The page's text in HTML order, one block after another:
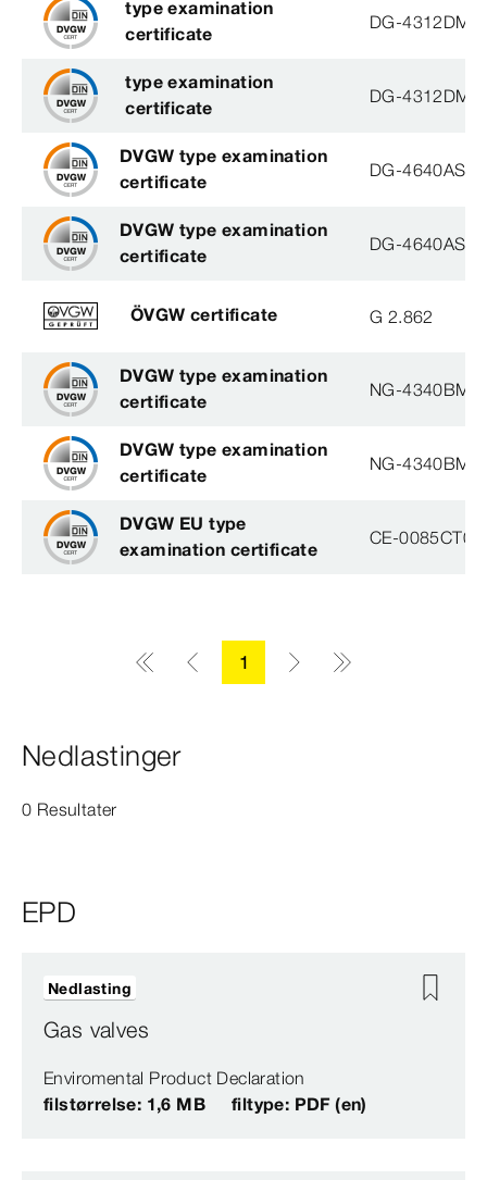
type examination
certificate
DG-
type examination
certificate
DG-
DVGW type examination
certificate
DG-
DVGW type examination
certificate
DG-
ÖVGW certificate G 2.862
DVGW type examination
certificate
NG-
DVGW type examination
certificate
NG-
DVGW EU type
examination certificate
CE-
1
Nedlastinger
0 Resultater
EPD
Gas valves
Enviromental Product Declaration
filstørrelse: 1,6 MB
filtype: PDF (en)
Nedlasting